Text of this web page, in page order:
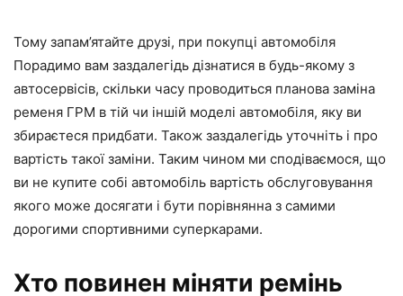
Тому запам’ятайте друзі, при покупці автомобіля
Порадимо вам заздалегідь дізнатися в будь-якому з
автосервісів, скільки часу проводиться планова заміна
ременя ГРМ в тій чи іншій моделі автомобіля, яку ви
збираєтеся придбати. Також заздалегідь уточніть і про
вартість такої заміни. Таким чином ми сподіваємося, що
ви не купите собі автомобіль вартість обслуговування
якого може досягати і бути порівнянна з самими
дорогими спортивними суперкарами.
Хто повинен міняти ремінь